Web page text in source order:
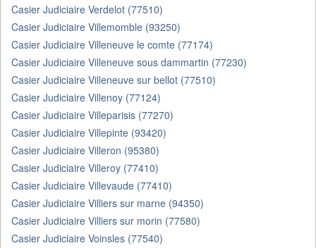
Casier Judiciaire Verdelot (77510)
Casier Judiciaire Villemomble (93250)
Casier Judiciaire Villeneuve le comte (77174)
Casier Judiciaire Villeneuve sous dammartin (77230)
Casier Judiciaire Villeneuve sur bellot (77510)
Casier Judiciaire Villenoy (77124)
Casier Judiciaire Villeparisis (77270)
Casier Judiciaire Villepinte (93420)
Casier Judiciaire Villeron (95380)
Casier Judiciaire Villeroy (77410)
Casier Judiciaire Villevaude (77410)
Casier Judiciaire Villiers sur marne (94350)
Casier Judiciaire Villiers sur morin (77580)
Casier Judiciaire Voinsles (77540)